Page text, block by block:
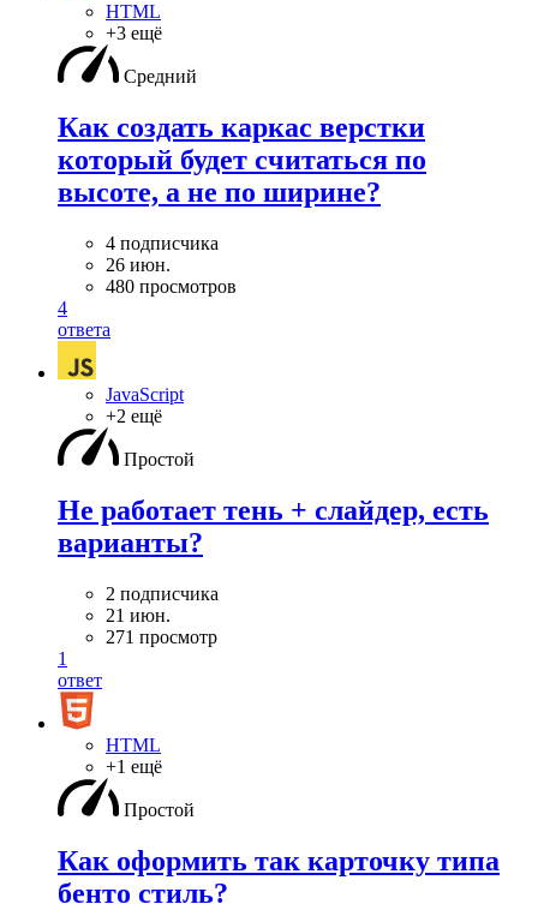
HTML
+3 ещё
Средний
Как создать каркас верстки
который будет считаться по
высоте, а не по ширине?
4 подписчика
26 июн.
480 просмотров
4
ответа
JavaScript
+2 ещё
Простой
Не работает тень + слайдер, есть
варианты?
2 подписчика
21 июн.
271 просмотр
1
ответ
HTML
+1 ещё
Простой
Как оформить так карточку типа
бенто стиль?